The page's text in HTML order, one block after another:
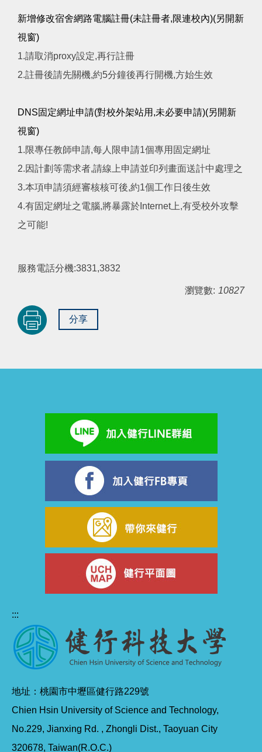
新增修改宿舍網路電腦註冊(未註冊者,限連校內)(另開新
視窗)
1.請取消proxy設定,再行註冊
2.註冊後請先關機,約5分鐘後再行開機,方始生效
DNS固定網址申請(對校外架站用,未必要申請)(另開新
視窗)
1.限專任教師申請,每人限申請1個專用固定網址
2.因計劃等需求者,請線上申請並印列畫面送計中處理之
3.本項申請須經審核核可後,約1個工作日後生效
4.有固定網址之電腦,將暴露於Internet上,有受校外攻擊
之可能!
服務電話分機:3831,3832
瀏覽數: 10827
分享
:::
地址：桃園市中壢區健行路229號
Chien Hsin University of Science and Technology,
No.229, Jianxing Rd. , Zhongli Dist., Taoyuan City
320678, Taiwan(R.O.C.)